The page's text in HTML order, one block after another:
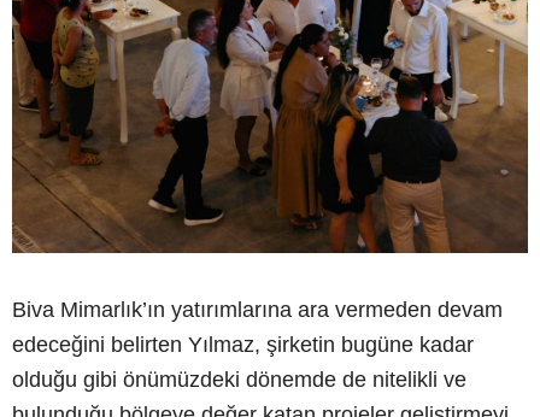
Biva Mimarlık’ın yatırımlarına ara vermeden devam
edeceğini belirten Yılmaz, şirketin bugüne kadar
olduğu gibi önümüzdeki dönemde de nitelikli ve